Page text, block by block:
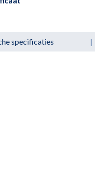
specificaties |